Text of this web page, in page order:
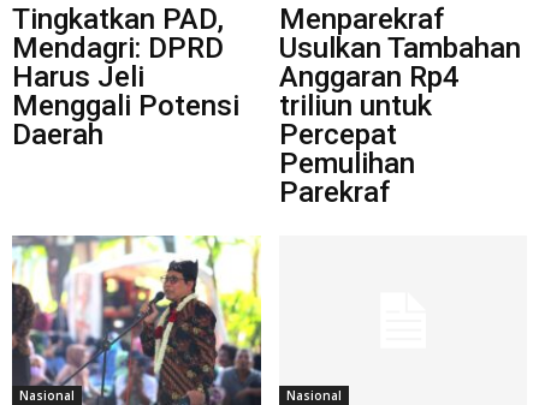
Tingkatkan PAD,
Mendagri: DPRD
Harus Jeli
Menggali Potensi
Daerah
Menparekraf
Usulkan Tambahan
Anggaran Rp4
triliun untuk
Percepat
Pemulihan
Parekraf
Nasional Nasional